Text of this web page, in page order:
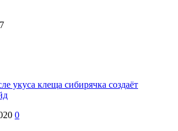
укуса клеща сибирячка создаёт
0